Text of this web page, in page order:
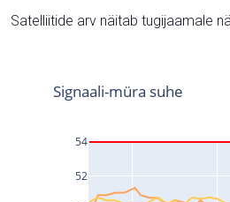
Satelliitide arv näitab tugijaamale